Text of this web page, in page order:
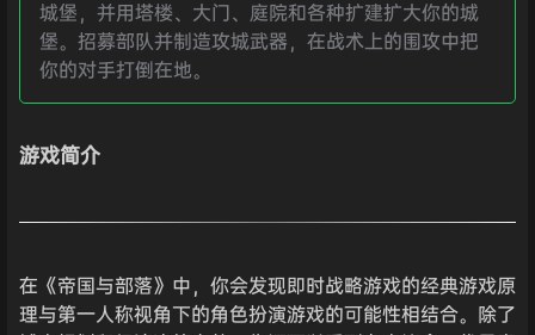
城堡，并用塔楼、大门、庭院和各种扩建扩大你的城
堡。招募部队并制造攻城武器，在战术上的围攻中把
你的对手打倒在地。
游戏简介
在《帝国与部落》中，你会发现即时战略游戏的经典游戏原
理与第一人称视角下的角色扮演游戏的可能性相结合。除了